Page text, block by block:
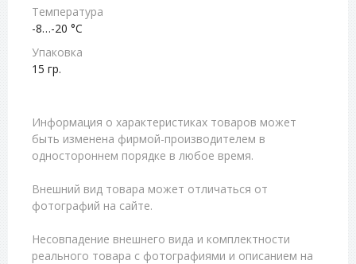
Температура
-8…-20 °С
Упаковка
15 гр.
Информация о характеристиках товаров может
быть изменена фирмой-производителем в
одностороннем порядке в любое время.
Внешний вид товара может отличаться от
фотографий на сайте.
Несовпадение внешнего вида и комплектности
реального товара с фотографиями и описанием на